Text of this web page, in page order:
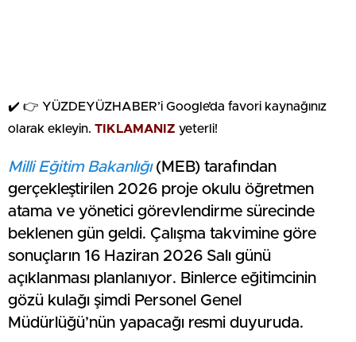
✔️ 👉 YÜZDEYÜZHABER’i Google’da favori kaynağınız
olarak ekleyin. TIKLAMANIZ yeterli!
Milli Eğitim Bakanlığı(MEB) tarafından
gerçekleştirilen 2026 proje okulu öğretmen
atama ve yönetici görevlendirme sürecinde
beklenen gün geldi. Çalışma takvimine göre
sonuçların 16 Haziran 2026 Salı günü
açıklanması planlanıyor. Binlerce eğitimcinin
gözü kulağı şimdi Personel Genel
Müdürlüğü’nün yapacağı resmi duyuruda.